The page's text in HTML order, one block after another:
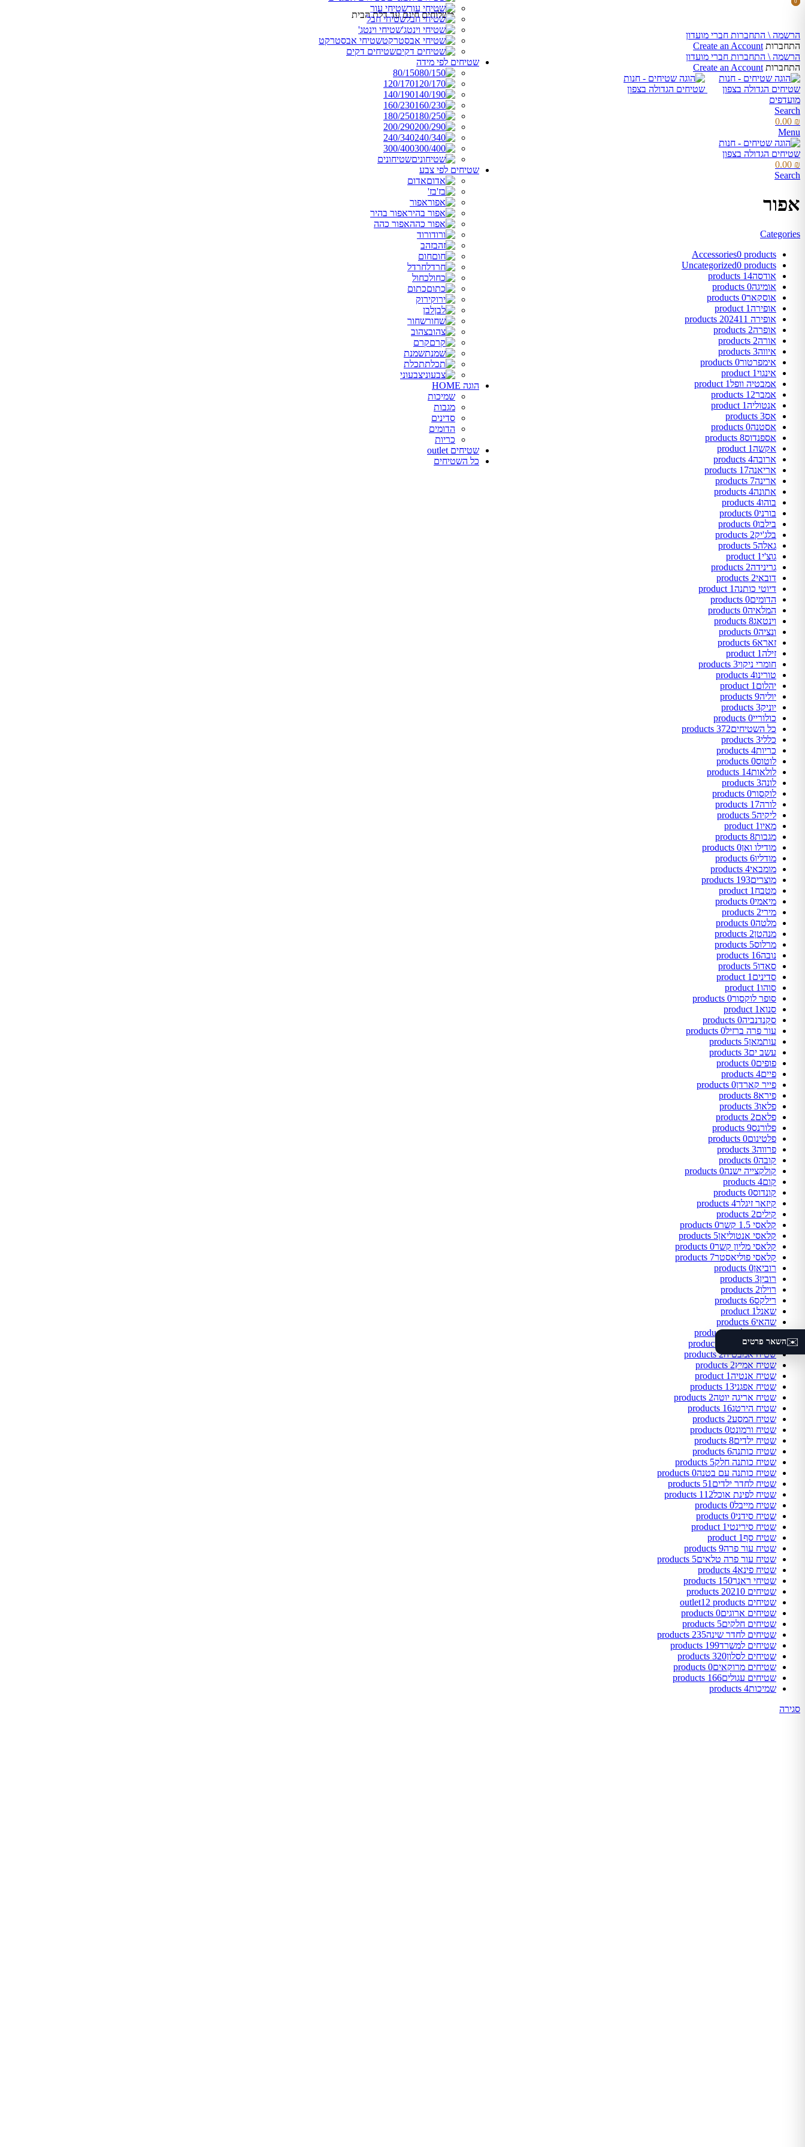
משלוחים חינם עד דלת הבית
הרשמה \ התחברות חברי מועדון
התחברות Create an Account
הרשמה \ התחברות חברי מועדון
התחברות Create an Account
מועדפים
Search
0
0.00 ₪
Menu
0
0.00 ₪
Search
שטיחי עור
שטיחי חבל
שטיחי וינטג'
שטיחי אבסטרקט
שטיחים דקים
שטיחים לפי מידה
80/150
120/170
140/190
160/230
180/250
200/290
240/340
300/400
שטיחונים
שטיחים לפי צבע
אדום
בז'
אפור
אפור בהיר
אפור כהה
ורוד
זהב
חום
חרדל
כחול
כתום
ירוק
לבן
שחור
צהוב
קרם
שמנת
תכלת
צבעוני
הוגה HOME
שמיכות
מגבות
סדינים
הדומים
כריות
שטיחים outlet
כל השטיחים
אפור
Categories
Accessories0 products
Uncategorized0 products
אודסה14 products
אומיגה0 products
אוסקאר0 products
אופירה1 product
אופירה 2024 11 products
אופרה2 products
אורה2 products
איווה3 products
אימפרטור0 products
אינגוי1 product
אמבטיה וופל1 product
אמבר12 products
אנטוליה1 product
אס3 products
אסטנה0 products
אספנדוס8 products
אקשה1 product
ארובה4 products
אריאנה17 products
ארינה7 products
אתונה4 products
בוהו4 products
בורני0 products
בילבו0 products
בלג'יק2 products
גאלה5 products
גוצ'י1 product
גרינידה2 products
דובאי2 products
דיוטי כותנה1 product
הדומים0 products
המלאיה0 products
וינטאג8 products
ונציה0 products
זארא6 products
זילה1 product
חומרי ניקוי3 products
טורינו4 products
יהלום 1 product
יוליה9 products
יוניק3 products
כולוריי0 products
כל השטיחים372 products
כללי3 products
כריות4 products
לוטוס0 products
לולאות14 products
לונה3 products
לוקסור0 products
לורה17 products
ליקיה5 products
מאיו1 product
מגבות8 products
מודילו ואן0 products
מודליו6 products
מומבאי4 products
מוצרים193 products
מטבח 1 product
מיאמי0 products
מירי2 products
מלטה0 products
מנהטן2 products
מרלוס5 products
נובה16 products
סאדו5 products
סדינים 1 product
סוהו1 product
סופר לוקסור0 products
סנוא 1 product
סקנדנביה0 products
עור פרה ברזיל0 products
עותמאן5 products
עשב ים3 products
פופים0 products
פיים4 products
פייר קארדן0 products
פירא8 products
פלאו3 products
פלאם2 products
פלורנס9 products
פלטינום0 products
פרווה3 products
קובה0 products
קולקצייה ישנה0 products
קום4 products
קונדוס0 products
קיזאר זיגלר4 products
קילים2 products
קלאסי 1.5 קשר
0 products
קלאסי אנטוליאן5 products
קלאסי מליון קשר0 products
קלאסי פוליאסטר7 products
רוביאן0 products
רובין3 products
רוילו2 products
רילקס6 products
שאנל1 product
שהאי6 products
שטיח אילו26 products
שטיח אירופה
שטיח אמבטיה2 products
שטיח אמיץ2 products
שטיח אנטיה1 product
שטיח אפגני13 products
שטיח אריגה יוטה2 products
שטיח הירטג16 products
שטיח המסע2 products
שטיח ורמונט0 products
שטיח ילדים8 products
שטיח כותנה6 products
שטיח כותנה חלק5 products
שטיח כותנה עם בטנה0 products
שטיח לחדר ילדים 51 products
שטיח לפינת אוכל112 products
שטיח מייבל0 products
שטיח סידני0 products
שטיח סירינטי1 product
שטיח סף1 product
שטיח עור פרה9 products
שטיח עור פרה טלאים5 products
שטיח פינא4 products
שטיחי ראנר150 products
שטיחים 2021 0 products
שטיחים outlet 12 products
שטיחים ארוגים0 products
שטיחים חלקים5 products
שטיחים לחדר שינה235 products
שטיחים למשרד199 products
שטיחים לסלון320 products
שטיחים מרוקאים0 products
שטיחים עגולים166 products
שמיכות4 products
סגירה
✉️
שם מלא
טלפון
אימייל